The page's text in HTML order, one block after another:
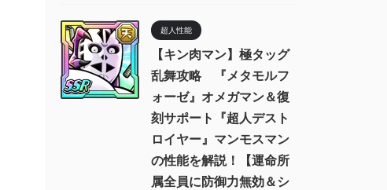
超人性能
【キン肉マン】極タッグ
乱舞攻略 『メタモルフ
ォーゼ』オメガマン＆復
刻サポート『超人デスト
ロイヤー』マンモスマン
の性能を解説！【運命所
属全員に防御力無効＆シ